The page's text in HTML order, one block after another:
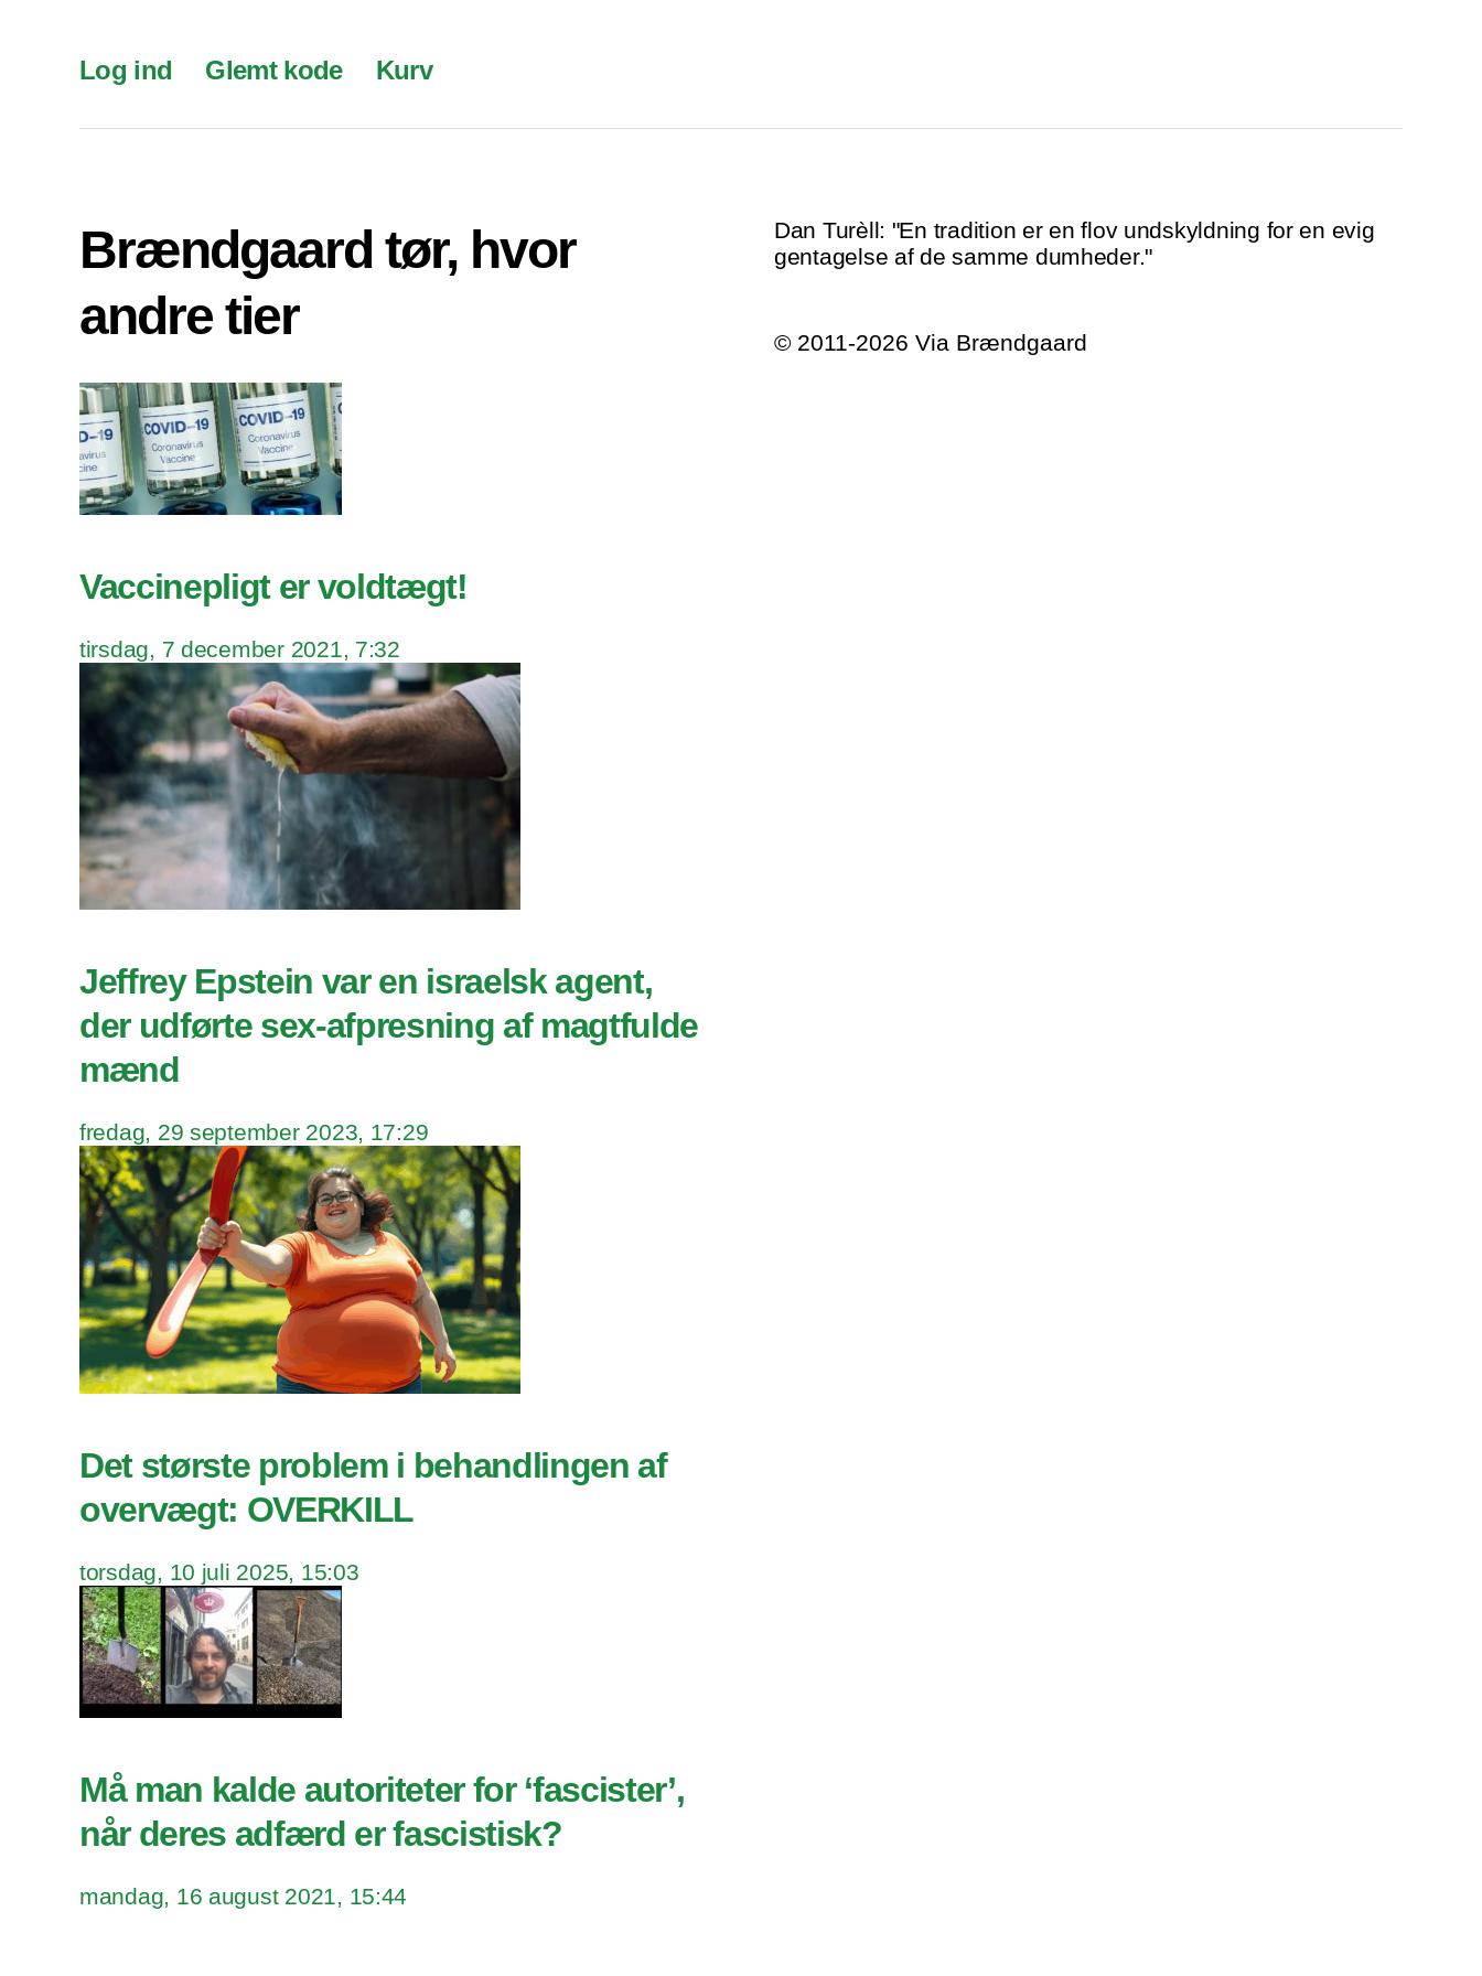
Log ind Glemt kode Kurv
Brændgaard tør, hvor
andre tier
Vaccinepligt er voldtægt!
tirsdag, 7 december 2021, 7:32
Jeffrey Epstein var en israelsk agent,
der udførte sex-afpresning af magtfulde
mænd
fredag, 29 september 2023, 17:29
Det største problem i behandlingen af
overvægt: OVERKILL
torsdag, 10 juli 2025, 15:03
Må man kalde autoriteter for ‘fascister’,
når deres adfærd er fascistisk?
mandag, 16 august 2021, 15:44
Dan Turèll: "En tradition er en flov undskyldning for en evig
gentagelse af de samme dumheder."
© 2011-2026 Via Brændgaard